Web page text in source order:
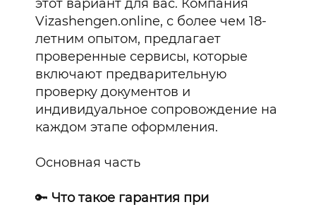
этот вариант для вас. Компания
Vizashengen.online, с более чем 18-
летним опытом, предлагает
проверенные сервисы, которые
включают предварительную
проверку документов и
индивидуальное сопровождение на
каждом этапе оформления.
Основная часть
🔑 Что такое гарантия при